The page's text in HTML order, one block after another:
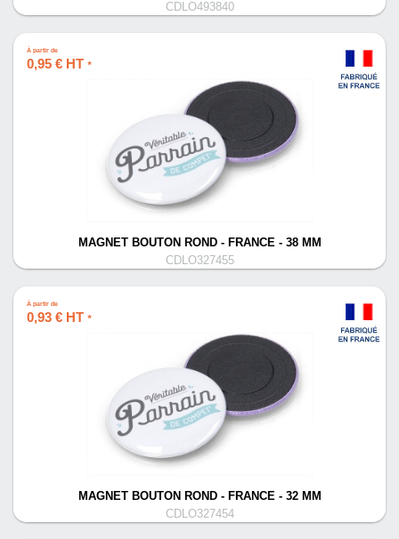
CDLO493840
À partir de
0,95 € HT *
MAGNET BOUTON ROND - FRANCE - 38 MM
CDLO327455
À partir de
0,93 € HT *
MAGNET BOUTON ROND - FRANCE - 32 MM
CDLO327454